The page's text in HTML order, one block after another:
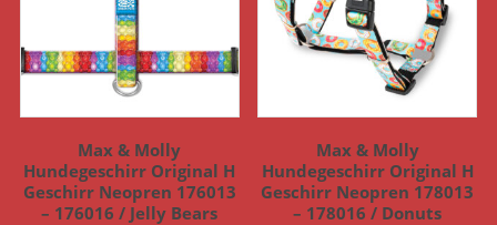
Max & Molly
Hundegeschirr Original H
Geschirr Neopren 176013
– 176016 / Jelly Bears
Max & Molly
Hundegeschirr Original H
Geschirr Neopren 178013
– 178016 / Donuts